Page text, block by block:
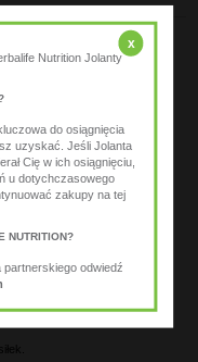
x
Nutrition Jolanty
do osiągnięcia
uzyskać. Jeśli Jolanta
Cię w ich osiągnięciu,
u dotychczasowego
zakupy na tej
NUTRITION?
partnerskiego odwiedź
Formuła 1 Express o
Ten pełnowartościowy
i błonnik oraz zawiera 25
posiłku i łatwiej osiągnąć
Express są odpowiednie dla
które pragną
tylko 207 kcal. Nowe
czekoladowych, mają
bogatą, gorzką czekoladą.
oddzielnie, idealne do